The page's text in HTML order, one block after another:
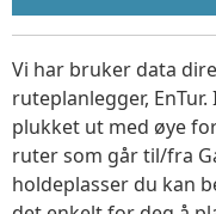
Vi har bruker data
ruteplanlegger,
plukket ut med øye
ruter som går til/fra
holdeplasser du kan